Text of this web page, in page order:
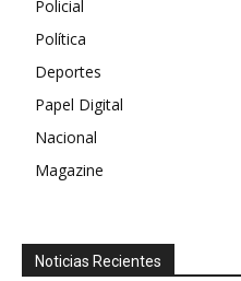
Policial
Política
Deportes
Papel Digital
Nacional
Magazine
Noticias Recientes